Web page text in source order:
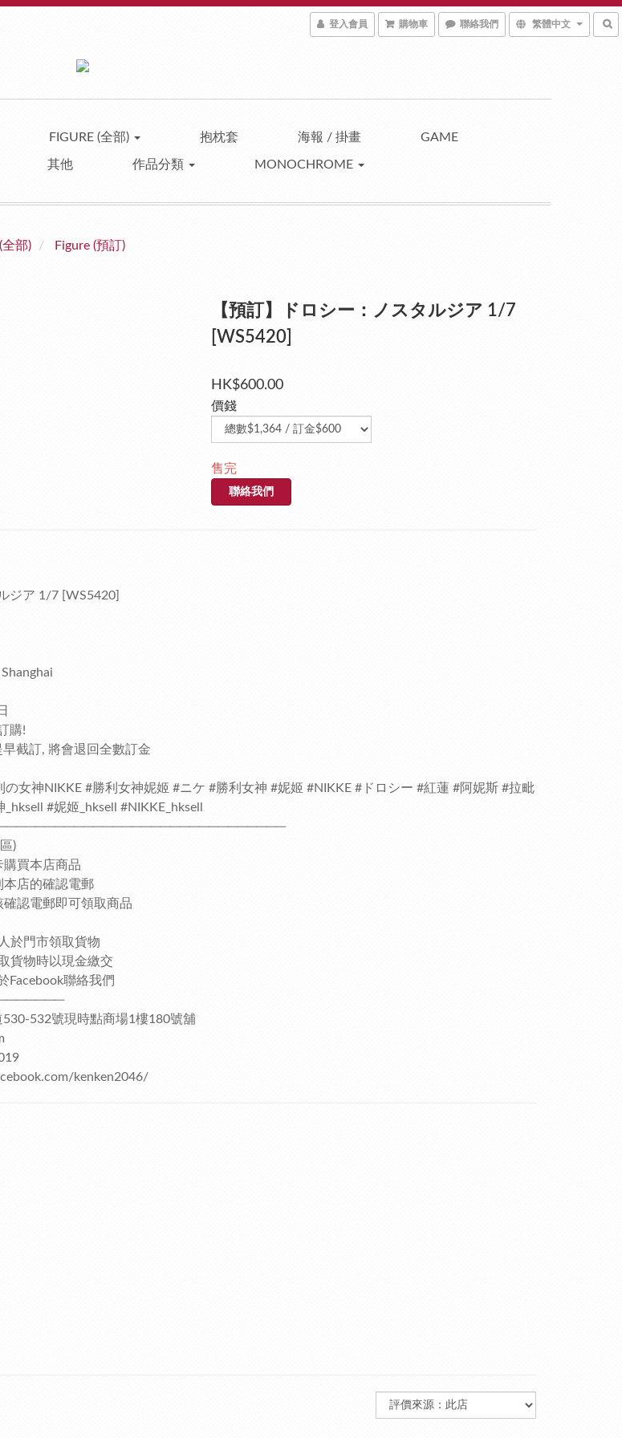
登入會員 購物車 聯絡我們 繁體中文
FIGURE (全部) 抱枕套 海報 / 掛畫 GAME
其他 作品分類 MONOCHROME
全部) Figure (預訂)
【預訂】ドロシー：ノスタルジア 1/7
[WS5420]
HK$600.00
價錢
售完
聯絡我們
ジア 1/7 [WS5420]
購!
截訂, 將會退回全數訂金
女神NIKKE #勝利女神妮姬 #ニケ #勝利女神 #妮姬 #NIKKE #ドロシー #紅蓮 #阿妮斯 #拉毗
#妮姬_hksell #NIKKE_hksell
)
購買本店商品
本店的確認電郵
認電郵即可領取商品
於門市領取貨物
貨物時以現金繳交
Facebook聯絡我們
532號現時點商場1樓180號舖
kenken2046/